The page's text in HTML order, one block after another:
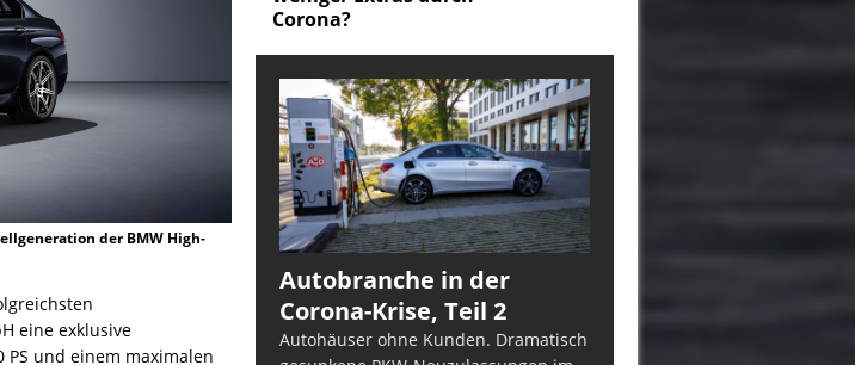
der BMW High-
eine exklusive
und einem maximalen
Autobranche in der
Corona-Krise, Teil 2
Autohäuser ohne Kunden. Dramatisch